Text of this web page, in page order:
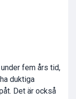
fem års tid,
duktiga
Det är också